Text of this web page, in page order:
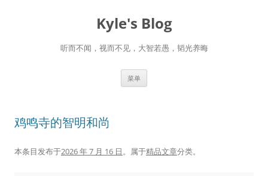
Kyle's Blog
听而不闻，视而不见，大智若愚，韬光养晦
菜单
鸡鸣寺的智明和尚
本条目发布于2026 年 7 月 16 日。属于精品文章分类。